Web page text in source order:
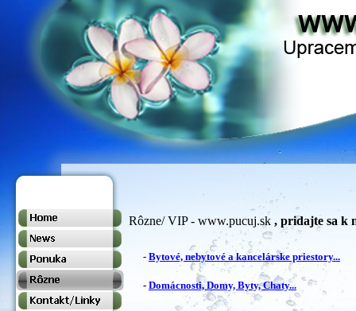
Rôzne/ VIP - www.pucuj.sk , pridajte sa k
- Bytové, nebytové a kancelárske priestory...
- Domácnosti, Domy, Byty, Chaty...